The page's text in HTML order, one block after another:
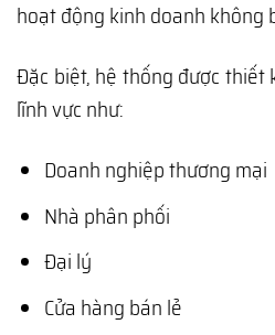
hoạt động kinh doanh không
Đặc biệt, hệ thống được thiết
lĩnh vực như:
Doanh nghiệp thương mại
Nhà phân phối
Đại lý
Cửa hàng bán lẻ